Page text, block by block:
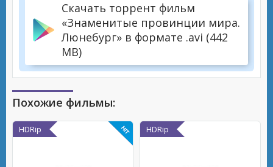
Скачать торрент фильм
«Знаменитые провинции мира.
Люнебург» в формате .avi (442
MB)
Похожие фильмы:
HDRip HDRip